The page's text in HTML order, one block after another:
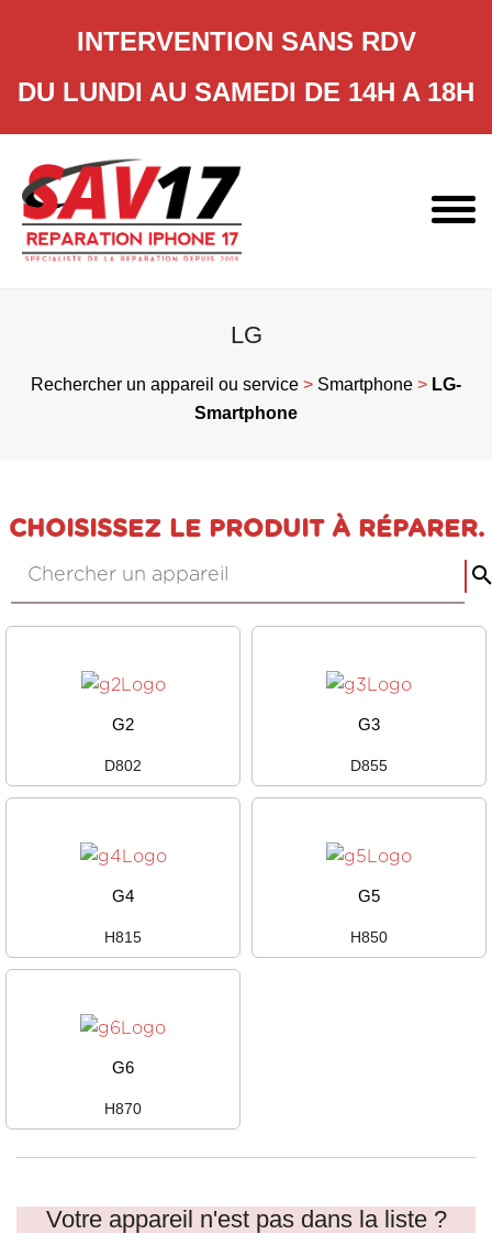
INTERVENTION SANS RDV
DU LUNDI AU SAMEDI DE 14H A 18H
content
LG
Rechercher un appareil ou service > Smartphone > LG-
Smartphone
CHOISISSEZ LE PRODUIT À RÉPARER.
G2
D802
G3
D855
G4
H815
G5
H850
G6
H870
Votre appareil n'est pas dans la liste ?